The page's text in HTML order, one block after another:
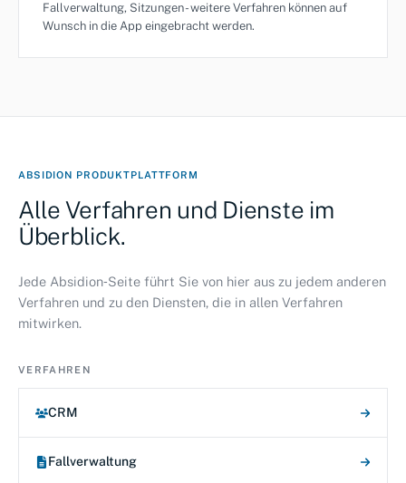
Fallverwaltung, Sitzungen - weitere Verfahren können auf
Wunsch in die App eingebracht werden.
ABSIDION PRODUKTPLATTFORM
Alle Verfahren und Dienste im
Überblick.
Jede Absidion‑Seite führt Sie von hier aus zu jedem anderen
Verfahren und zu den Diensten, die in allen Verfahren
mitwirken.
VERFAHREN
CRM
Fallverwaltung